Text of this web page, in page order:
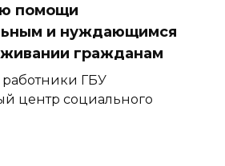
помощи
и нуждающимся
гражданам
ГБУ
центр социального